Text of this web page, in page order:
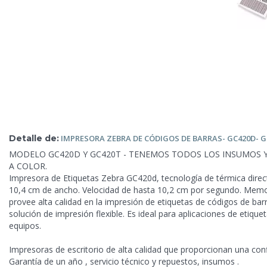
Detalle de: IMPRESORA ZEBRA DE CÓDIGOS DE BARRAS- GC420D-
MODELO GC420D Y GC420T - TENEMOS TODOS LOS INSUMOS
A COLOR.
Impresora de Etiquetas Zebra GC420d, tecnología de térmica
10,4 cm de ancho. Velocidad de hasta 10,2 cm por segundo.
provee alta calidad en la impresión de etiquetas de códigos de
solución de impresión flexible. Es ideal para aplicaciones de
equipos.
Impresoras de escritorio de alta calidad que proporcionan una
Garantía de un año , servicio técnico y repuestos, insumos .